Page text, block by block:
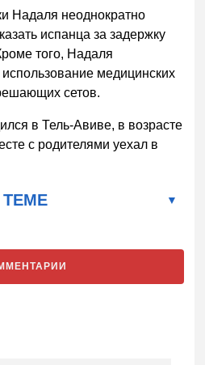
Надаля неоднократно
испанца за задержку
того, Надаля
использование медицинских
сетов.
в Тель-Авиве, в возрасте
с родителями уехал в